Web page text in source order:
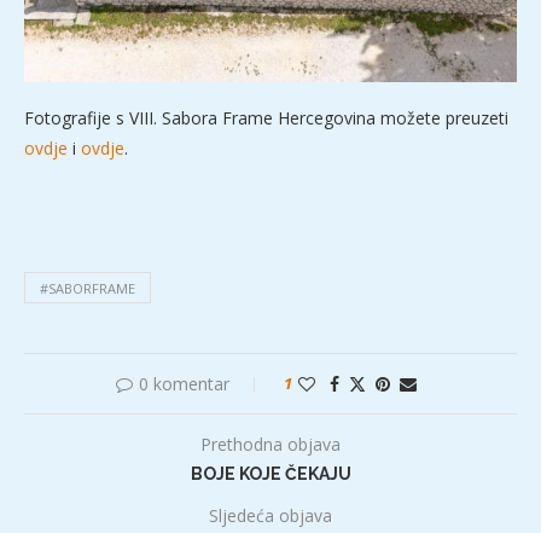
Fotografije s VIII. Sabora Frame Hercegovina možete preuzeti
ovdje i ovdje.
#SABORFRAME
0 komentar 1
Prethodna objava
BOJE KOJE ČEKAJU
Sljedeća objava